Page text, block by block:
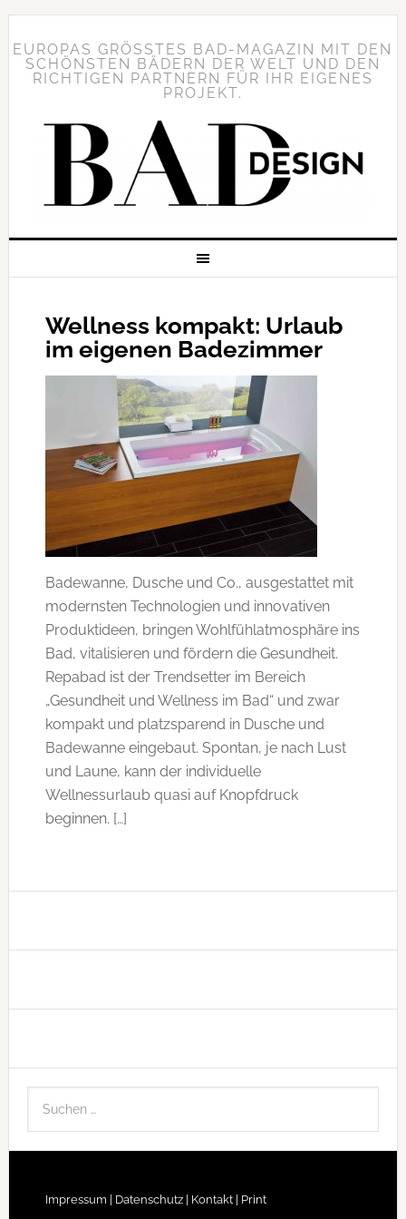
EUROPAS GRÖSSTES BAD-MAGAZIN MIT DEN S
CHÖNSTEN BÄDERN DER WELT UND DEN R
ICHTIGEN PARTNERN FÜR IHR EIGENES P
ROJEKT.
Wellness kompakt: Urlaub
im eigenen Badezimmer
Badewanne, Dusche und Co., ausgestattet mit
modernsten Technologien und innovativen
Produktideen, bringen Wohlfühlatmosphäre ins
Bad, vitalisieren und fördern die Gesundheit.
Repabad ist der Trendsetter im Bereich
„Gesundheit und Wellness im Bad“ und zwar
kompakt und platzsparend in Dusche und
Badewanne eingebaut. Spontan, je nach Lust
und Laune, kann der individuelle
Wellnessurlaub quasi auf Knopfdruck
beginnen. […]
Impressum | Datenschutz | Kontakt | Print